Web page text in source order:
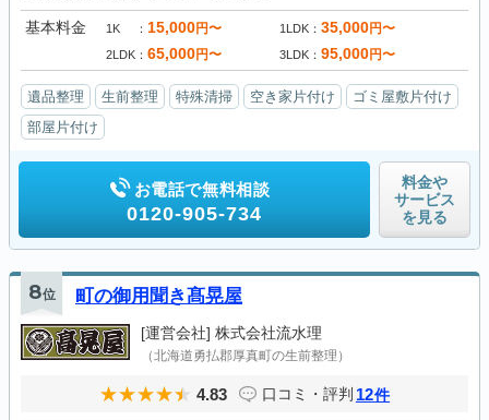
基本料金 1K 15,000円〜 1LDK 35,000円〜
2LDK 65,000円〜 3LDK 95,000円〜
遺品整理 生前整理 特殊清掃 空き家片付け
ゴミ屋敷片付け
部屋片付け
お電話で無料相談
0120-905-734
料金や
サービス
を見る
8位 町の御用聞き髙晃屋
[運営会社] 株式会社流水理
（北海道勇払郡厚真町の生前整理）
4.83 口コミ・評判 12件